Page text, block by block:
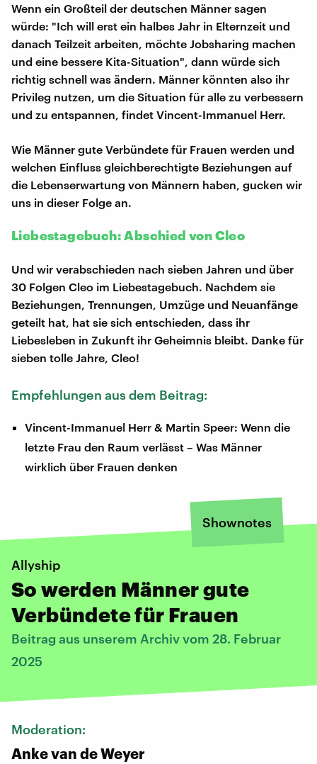
Wenn ein Großteil der deutschen Männer sagen
würde: "Ich will erst ein halbes Jahr in Elternzeit und
danach Teilzeit arbeiten, möchte Jobsharing machen
und eine bessere Kita-Situation", dann würde sich
richtig schnell was ändern. Männer könnten also ihr
Privileg nutzen, um die Situation für alle zu verbessern
und zu entspannen, findet Vincent-Immanuel Herr.
Wie Männer gute Verbündete für Frauen werden und
welchen Einfluss gleichberechtigte Beziehungen auf
die Lebenserwartung von Männern haben, gucken wir
uns in dieser Folge an.
Liebestagebuch: Abschied von Cleo
Und wir verabschieden nach sieben Jahren und über
30 Folgen Cleo im Liebestagebuch. Nachdem sie
Beziehungen, Trennungen, Umzüge und Neuanfänge
geteilt hat, hat sie sich entschieden, dass ihr
Liebesleben in Zukunft ihr Geheimnis bleibt. Danke für
sieben tolle Jahre, Cleo!
Empfehlungen aus dem Beitrag:
Vincent-Immanuel Herr & Martin Speer: Wenn die
letzte Frau den Raum verlässt – Was Männer
wirklich über Frauen denken
Shownotes
Allyship
So werden Männer gute
Verbündete für Frauen
Beitrag aus unserem Archiv vom 28. Februar
2025
Moderation:
Anke van de Weyer